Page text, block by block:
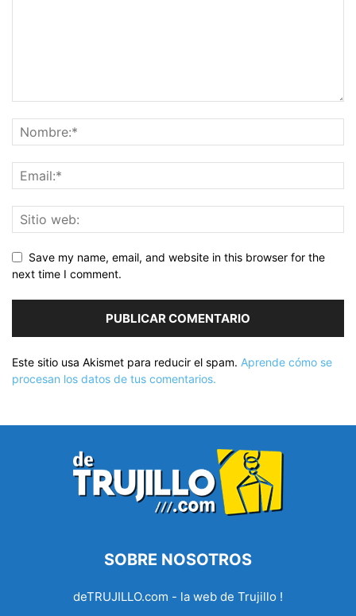
Save my name, email, and website in this browser for the
next time I comment.
Este sitio usa Akismet para reducir el spam. Aprende cómo se
procesan los datos de tus comentarios.
SOBRE NOSOTROS
deTRUJILLO.com - la web de Trujillo !